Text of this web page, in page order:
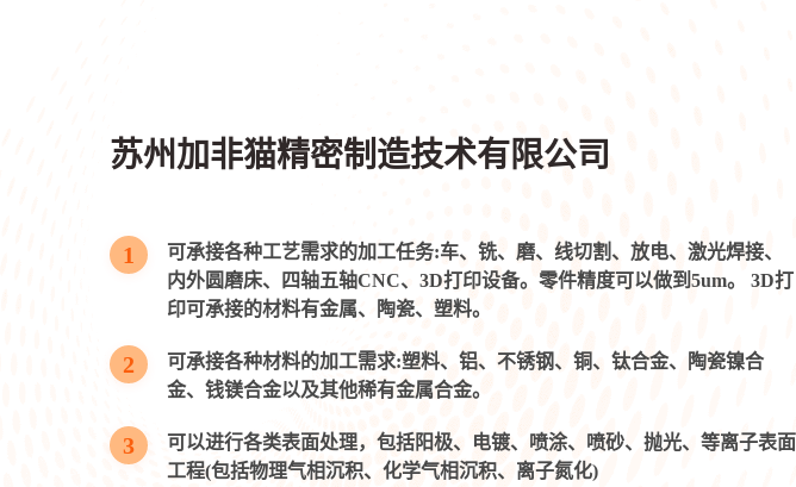
苏州加非猫精密制造技术有限公司
1
可承接各种工艺需求的加工任务:车、铣、磨、线切割、放电、激光焊接、
内外圆磨床、四轴五轴CNC、3D打印设备。零件精度可以做到5um。 3D打
印可承接的材料有金属、陶瓷、塑料。
2
可承接各种材料的加工需求:塑料、铝、不锈钢、铜、钛合金、陶瓷镍合
金、钱镁合金以及其他稀有金属合金。
3
可以进行各类表面处理，包括阳极、电镀、喷涂、喷砂、抛光、等离子表面
工程(包括物理气相沉积、化学气相沉积、离子氮化)